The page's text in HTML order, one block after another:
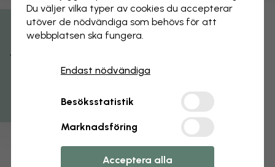
Få 15% rabatt
Du väljer vilka typer av cookies du accepterar
utöver de nödvändiga som behövs för att
webbplatsen ska fungera.
Endast nödvändiga
Besöksstatistik
Marknadsföring
Acceptera alla